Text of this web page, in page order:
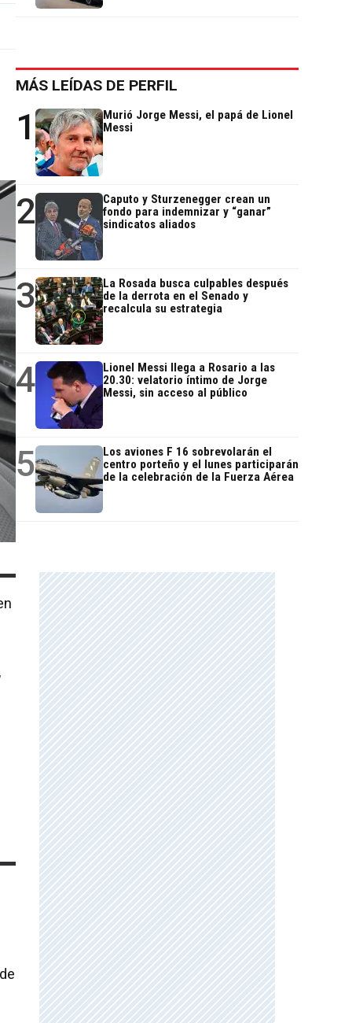
MÁS LEÍDAS DE PERFIL
1
Murió Jorge Messi, el papá de Lionel
Messi
2
Caputo y Sturzenegger crean un
fondo para indemnizar y “ganar”
sindicatos aliados
3
La Rosada busca culpables después
de la derrota en el Senado y
recalcula su estrategia
4
Lionel Messi llega a Rosario a las
20.30: velatorio íntimo de Jorge
Messi, sin acceso al público
5
Los aviones F 16 sobrevolarán el
centro porteño y el lunes participarán
de la celebración de la Fuerza Aérea